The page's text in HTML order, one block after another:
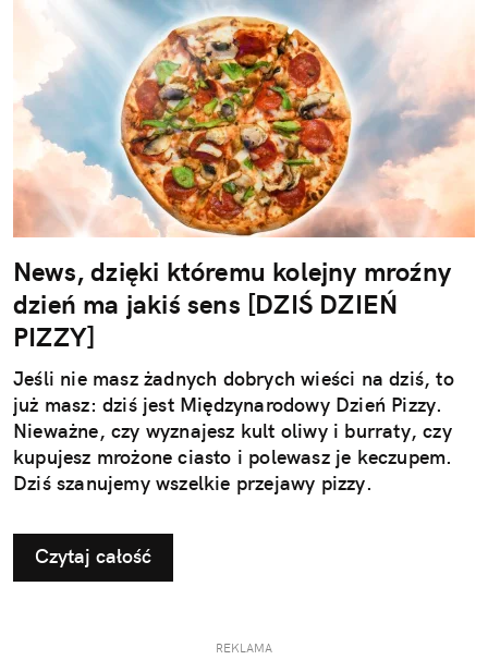
News, dzięki któremu kolejny mroźny
dzień ma jakiś sens [DZIŚ DZIEŃ
PIZZY]
Jeśli nie masz żadnych dobrych wieści na dziś, to
już masz: dziś jest Międzynarodowy Dzień Pizzy.
Nieważne, czy wyznajesz kult oliwy i burraty, czy
kupujesz mrożone ciasto i polewasz je keczupem.
Dziś szanujemy wszelkie przejawy pizzy.
Czytaj całość
REKLAMA